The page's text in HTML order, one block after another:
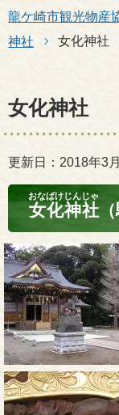
龍ケ崎市観光物産
神社
女化神社
女化神社
更新日：2018年3
女化神社
おなばけじんじゃ